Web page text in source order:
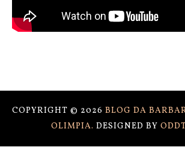
COPYRIGHT © 2026 BLOG DA
OLIMPIA. DESIGNED BY